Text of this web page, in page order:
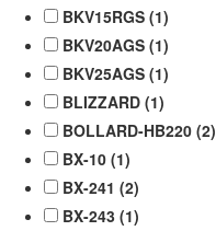
BKV15RGS (1)
BKV20AGS (1)
BKV25AGS (1)
BLIZZARD (1)
BOLLARD-HB220 (2)
BX-10 (1)
BX-241 (2)
BX-243 (1)